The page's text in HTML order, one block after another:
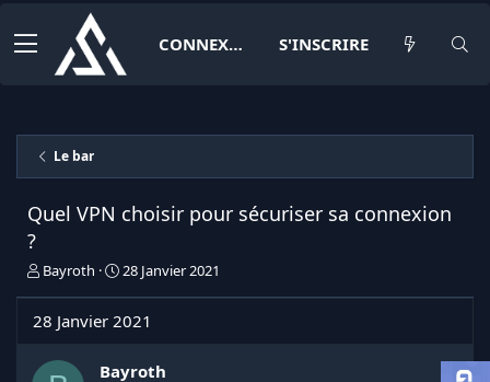
CONNEXION S'INSCRIRE
Le bar
Quel VPN choisir pour sécuriser sa connexion
?
I
t
a
Bayroth
D
e
e
28 Janvier 2021
28 Janvier 2021
Bayroth